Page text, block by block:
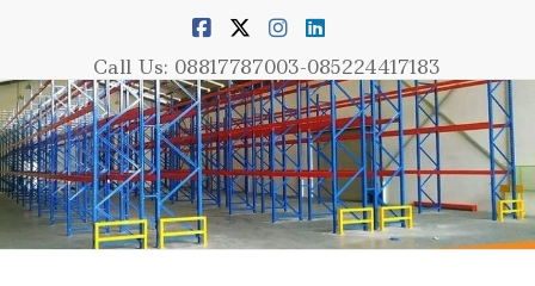
Call Us: 08817787003-085224417183